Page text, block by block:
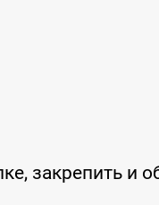
закрепить и